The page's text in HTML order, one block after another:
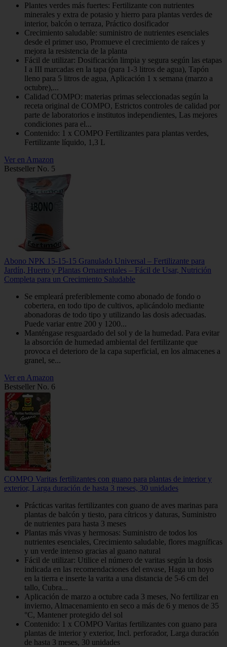
Plantes verdes más fuertes: Fertilizante con nutrientes
minerales y extra de potasio y hierro para plantas verdes de
interior, balcón o terraza, Práctico dosificador
Crecimiento saludable: suministro de nutrientes esenciales
desde el primer uso, Promueve el crecimiento de raíces y
mejora la resistencia de la planta
Fácil de utilizar: Dosificación limpia y segura según las etapas
I a III marcadas en la tapa (para 1-3 litros de agua), Tapón
lleno para 5 litros de agua, Aplicación 1 x semana (marzo a
octubre),...
Calidad COMPO: materias primas seleccionadas según la
receta original de COMPO, Estrictos controles de calidad por
parte de laboratorios e institutos independientes, Las mejores
condiciones para el...
Contenido: 1 x COMPO Fertilizantes para plantas verdes,
Fertilizante líquido, 1,3 L
Ver en Amazon
Bestseller No. 5
Abono NPK 15-15-15 Granulado Universal – Fertilizante para
Jardín, Huerto y Plantas Ornamentales – Fácil de Usar, Nutrición
Completa para un Crecimiento Saludable
Se empleará preferiblemente como abonado de fondo o
cobertera, en todo tipo de cultivos, aplicándolo mediante
abonadoras de todo tipo y utilizando las dosis adecuadas.
Puede variar entre 200 y 1200...
Manténgase resguardado del sol y de la humedad. Para evitar
la absorción de humedad ambiental del fertilizante que
provoca el deterioro de la capa superficial, en los almacenes a
granel, se...
Ver en Amazon
Bestseller No. 6
COMPO Varitas fertilizantes con guano para plantas de interior y
exterior, Larga duración de hasta 3 meses, 30 unidades
Prácticas varitas fertilizantes con guano de aves marinas para
plantas de balcón y tiesto, para cítricos y daturas, Suministro
de nutrientes para hasta 3 meses
Plantas más vivas y hermosas: Suministro de todos los
nutrientes esenciales, Crecimiento saludable, flores magníficas
y un verde intenso gracias al guano natural
Fácil de utilizar: Utilice el número de varitas según la dosis
indicada en las recomendaciones del envase, Haga un hoyo
en la tierra e inserte la varita a una distancia de 5-6 cm del
tallo, Cubra...
Aplicación de marzo a octubre cada 3 meses, No fertilizar en
invierno, Almacenamiento en seco a más de 6 y menos de 35
°C, Mantener protegido del sol
Contenido: 1 x COMPO Varitas fertilizantes con guano para
plantas de interior y exterior, Incl. perforador, Larga duración
de hasta 3 meses, 30 unidades